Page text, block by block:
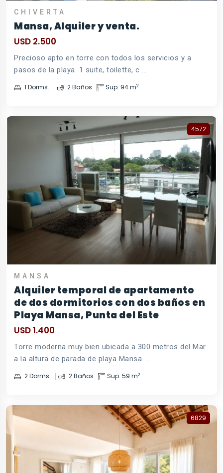
CHIVERTA
Mansa, Alquiler y venta.
USD 2.500
Precioso apto en torre con todos los servicios y a
pasos de la playa. 1 suite, toilette, c ...
1 Dorms. 2 Baños Sup. 94 m2
4572
MANSA
Alquiler temporal de apartamento
de dos dormitorios con dos baños en
Playa Mansa, Punta del Este
USD 1.400
Torre moderna muy bien ubicada a 300 metros del Mar
a la altura de parada de playa Mansa. ...
2 Dorms. 2 Baños Sup. 59 m2
6829